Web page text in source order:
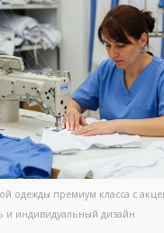
одежды премиум класса с
и индивидуальный дизайн